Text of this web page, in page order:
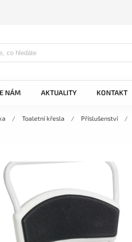
NÁM AKTUALITY KONTAKT
/ Toaletní křesla / Příslušenství /